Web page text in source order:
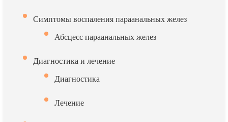
Симптомы воспаления параанальных желез
Абсцесс параанальных желез
Диагностика и лечение
Диагностика
Лечение